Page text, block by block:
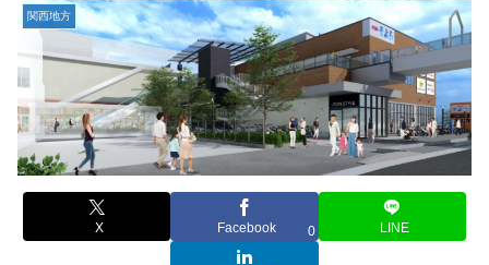
関西地方
X Facebook 0 LINE